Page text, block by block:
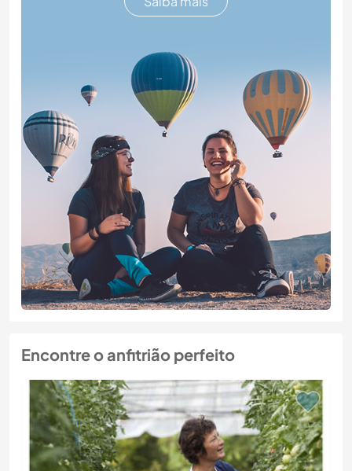
Encontre o anfitrião perfeito